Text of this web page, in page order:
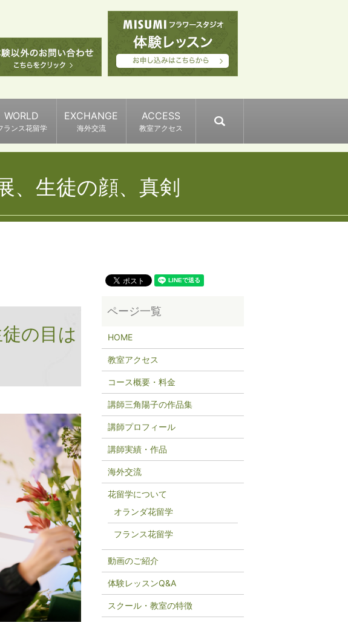
WORLD
ランス花留学
EXCHANGE
海外交流
ACCESS
教室アクセス
、生徒の顔、真剣
の目は
HOME
教室アクセス
コース概要・料金
講師三角陽子の作品集
講師プロフィール
講師実績・作品
海外交流
花留学について
オランダ花留学
フランス花留学
動画のご紹介
体験レッスンQ&A
スクール・教室の特徴